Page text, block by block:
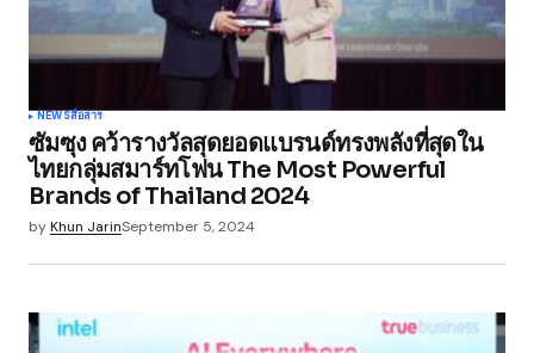
NEWSสื่อสาร
ซัมซุง คว้ารางวัลสุดยอดแบรนด์ทรงพลังที่สุดใน
ไทยกลุ่มสมาร์ทโฟน The Most Powerful
Brands of Thailand 2024
byKhun JarinSeptember 5, 2024